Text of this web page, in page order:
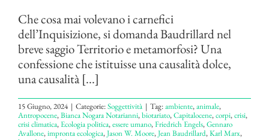
Che cosa mai volevano i carnefici
dell’Inquisizione, si domanda Baudrillard nel
breve saggio Territorio e metamorfosi? Una
confessione che istituisse una causalità dolce,
una causalità [...]
15 Giugno, 2024 | Categorie:Soggettività | Tag:ambiente,animale,
Antropocene,Bianca Nogara Notarianni,biotariato,Capitalocene,corpi,crisi,
crisi climatica,Ecologia politica,essere umano,Friedrich Engels,Gennaro
Avallone,impronta ecologica,Jason W. Moore,Jean Baudrillard,Karl Marx,